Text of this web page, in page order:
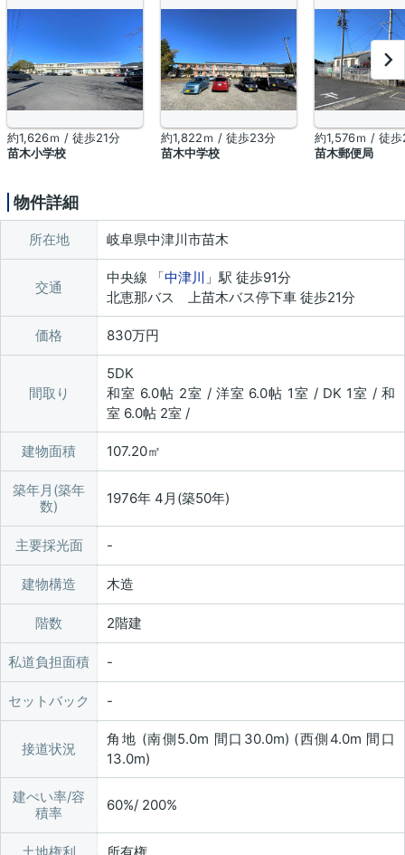
約1,626ｍ / 徒歩21分
苗木小学校
約1,822ｍ / 徒歩23分
苗木中学校
約1,576ｍ / 徒
苗木郵便局
物件詳細
所在地 岐阜県中津川市苗木
交通
中央線 「中津川 」駅 徒歩91分
北恵那バス 上苗木バス停下車 徒歩21分
価格 830万円
間取り
5DK
和室 6.0帖 2室 / 洋室 6.0帖 1室 / DK 1室 / 和
室 6.0帖 2室 /
建物面積 107.20㎡
築年月(築年
数)
1976年 4月(築50年)
主要採光面
建物構造 木造
階数 2階建
私道負担面積
セットバック
接道状況
角地 (南側5.0m 間口30.0m) (西側4.0m 間口
13.0m)
建ぺい率/容
積率
60%/ 200%